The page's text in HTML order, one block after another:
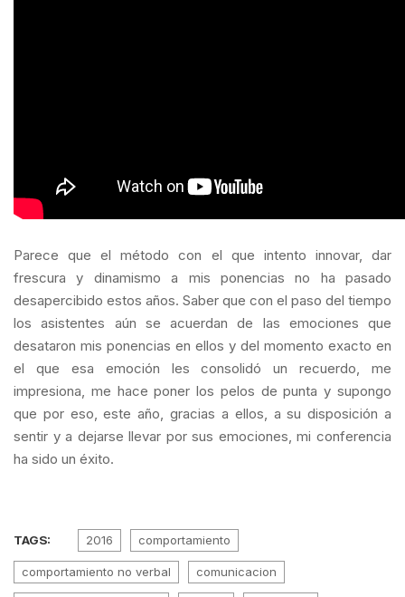
Parece que el método con el que intento innovar, dar
frescura y dinamismo a mis ponencias no ha pasado
desapercibido estos años. Saber que con el paso del tiempo
los asistentes aún se acuerdan de las emociones que
desataron mis ponencias en ellos y del momento exacto en
el que esa emoción les consolidó un recuerdo, me
impresiona, me hace poner los pelos de punta y supongo
que por eso, este año, gracias a ellos, a su disposición a
sentir y a dejarse llevar por sus emociones, mi conferencia
ha sido un éxito.
TAGS: 2016 comportamiento
comportamiento no verbal comunicacion